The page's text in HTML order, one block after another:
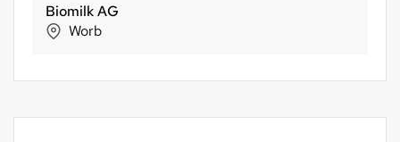
Frohkost Acherschollä
Wetzikon